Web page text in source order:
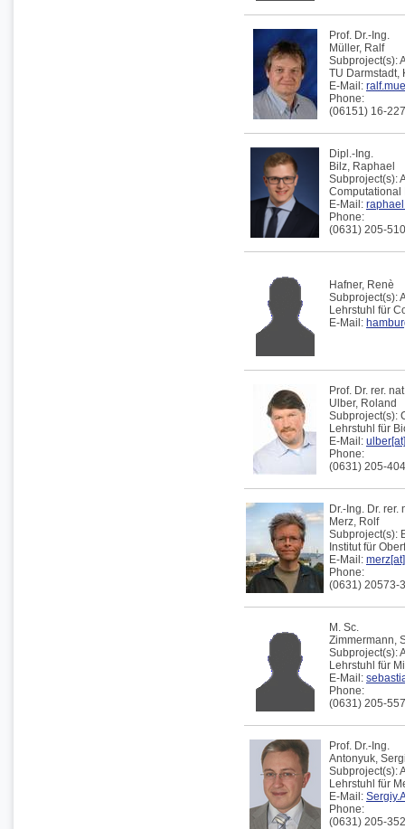
Prof. Dr.-Ing.
Müller, Ralf
Subproject(s):
TU Darmstadt,
E-Mail:
Phone:
(06151) 16-
Dipl.-Ing.
Bilz, Raphael
Subproject(s):
Computational
E-Mail:
Phone:
(0631) 205-
Hafner, Renè
Subproject(s):
Lehrstuhl für
E-Mail:
Prof. Dr. rer.
Ulber, Roland
Subproject(s):
Lehrstuhl für
E-Mail:
Phone:
(0631) 205-
Dr.-Ing. Dr. rer.
Merz, Rolf
Subproject(s):
Institut für
E-Mail:
Phone:
(0631) 20573-
M. Sc.
Zimmermann,
Subproject(s):
Lehrstuhl für
E-Mail:
Phone:
(0631) 205-
Prof. Dr.-Ing.
Antonyuk,
Subproject(s):
Lehrstuhl für
E-Mail:
Phone:
(0631) 205-